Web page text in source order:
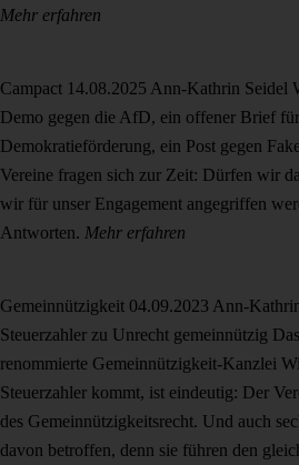
Mehr erfahren
Campact 14.08.2025 Ann-Kathrin Seidel
Demo gegen die AfD, ein offener Brief
Demokratieförderung, ein Post gegen
Vereine fragen sich zur Zeit: Dürfen wir
wir für unser Engagement angegriffen
Antworten. Mehr erfahren
Gemeinnützigkeit 04.09.2023 Ann-
Steuerzahler zu Unrecht gemeinnützig
renommierte Gemeinnützigkeit-Kanzlei
Steuerzahler kommt, ist eindeutig: Der
des Gemeinnützigkeitsrecht. Und auch
davon betroffen, denn sie führen den